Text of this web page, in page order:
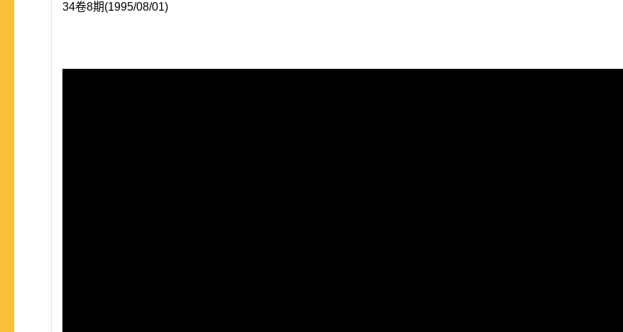
34卷8期(1995/08/01)